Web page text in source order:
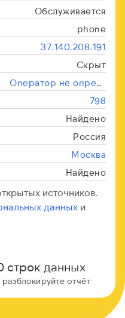
Обслуживается
phone
37.140.208.191
Скрыт
Оператор не определён
798
Найдено
Россия
Москва
Найдено
источников.
данных и
строк данных
отчёт